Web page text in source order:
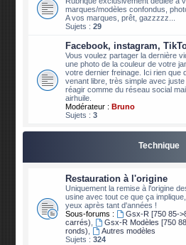
marques/modèles confondus,
A vos marques, prêt, gazzzzz...
Sujets :29
Facebook, instagram,
Vous voulez partager la dernière
une photo de la couleur de votre
votre dernier freinage. Ici rien que
venant libre, très simple avec
réagir comme du réseau social
airhuile.
Modérateur : Bruno
Sujets :3
Technique
Restauration à l'origine
Uniquement la remise à l'origine
usine avec tout ce que ça
yeux après tant d'années !
Sous-forums :
Gsx-R [750 85-
carrés)
Gsx-R Modèles [750
ronds)
Autres modèles
Sujets :324